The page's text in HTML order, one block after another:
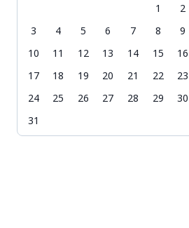
1
2
3
4 5 6 7 8
9
10
11 12 13 14 15
16
17
18 19 20 21 22
23
24
25 26 27 28 29
30
31